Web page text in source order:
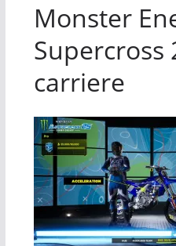
Monster
Supercross
carriere